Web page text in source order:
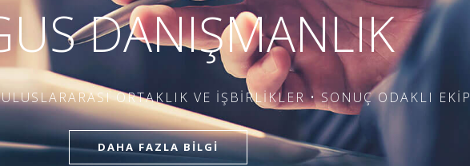
DANIŞMANLIK
ORTAKLIK VE İŞBİRLİKLER • SONUÇ ODAKLI EKİP
DAHA FAZLA BİLGİ